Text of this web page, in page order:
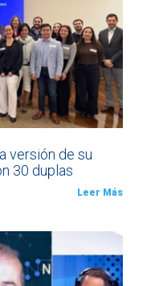
versión de su
30 duplas
Leer Más